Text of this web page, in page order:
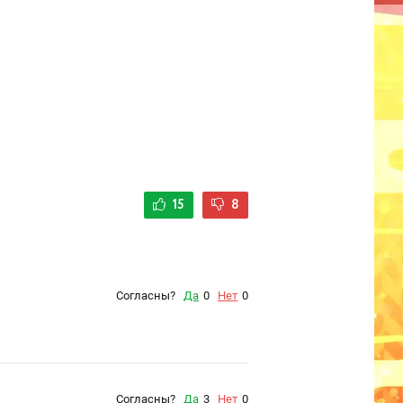
15 8
Согласны? Да 0 Нет 0
Согласны? Да 3 Нет 0